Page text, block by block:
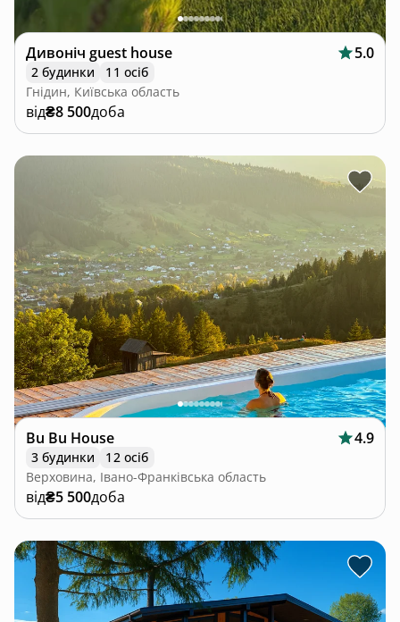
Дивоніч guest house 5.0
2 будинки
11 осіб
Гнідин, Київська область
від₴8 500доба
Bu Bu House 4.9
3 будинки
12 осіб
Верховина, Івано-Франківська область
від₴5 500доба